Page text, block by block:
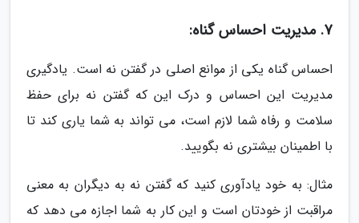
7. مدیریت احساس گناه:
احساس گناه یکی از موانع اصلی در گفتن نه است. یادگیری
مدیریت این احساس و درک این که گفتن نه برای حفظ
سلامت و رفاه شما لازم است، می تواند به شما یاری کند تا
با اطمینان بیشتری نه بگویید.
مثال: به خود یادآوری کنید که گفتن نه به دیگران به معنی
مراقبت از خودتان است و این کار به شما اجازه می دهد که